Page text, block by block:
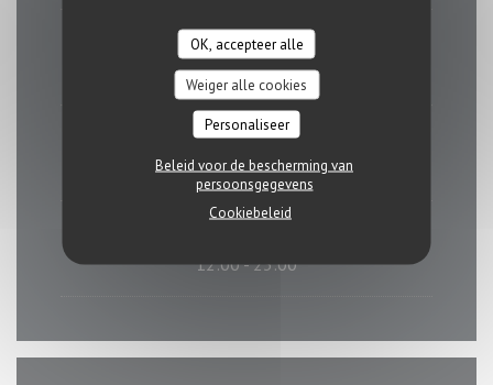
OK, accepteer alle
Weiger alle cookies
Personaliseer
Beleid voor de bescherming van
persoonsgegevens
Cookiebeleid
Vrijdag
11:30 - 01:00
Zaterdag
12:00 - 16:00 • 18:00 - 01:00
12:00 - 23:00